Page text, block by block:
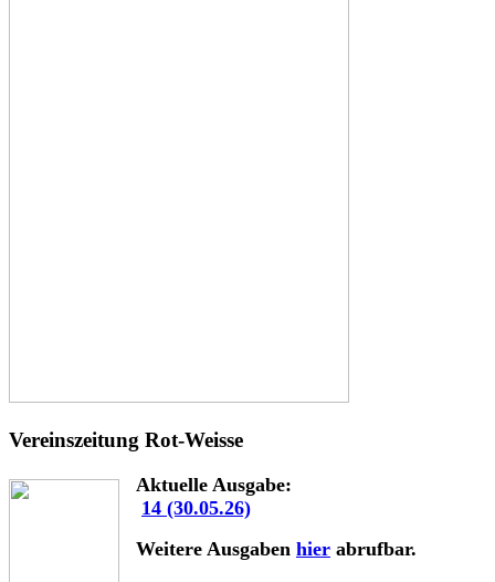
Vereinszeitung Rot-Weisse
Aktuelle Ausgabe:
14 (30.05.26)
Weitere Ausgaben hier abrufbar.